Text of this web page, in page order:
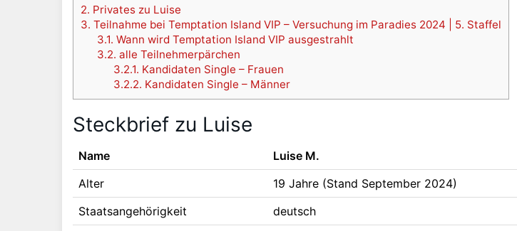
2. Privates zu Luise
3. Teilnahme bei Temptation Island VIP – Versuchung im Paradies 2024 | 5. Staffel
3.1. Wann wird Temptation Island VIP ausgestrahlt
3.2. alle Teilnehmerpärchen
3.2.1. Kandidaten Single – Frauen
3.2.2. Kandidaten Single – Männer
Steckbrief zu Luise
Name
Luise M.
Alter
19 Jahre (Stand September 2024)
Staatsangehörigkeit
deutsch